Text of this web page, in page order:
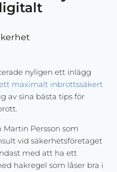
nyligen ett inlägg
ett maximalt inbrottssäkert
av sina bästa tips för
Persson som
vid säkerhetsföretaget
med att ha ett
hakregel som låser bra i